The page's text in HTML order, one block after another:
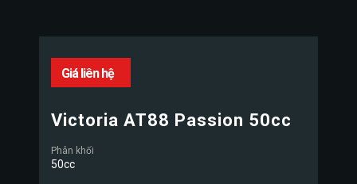
Giá liên hệ
Victoria AT88 Passion 50cc
Phân khối
50cc